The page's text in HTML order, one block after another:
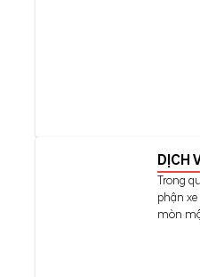
DỊCH
Trong
phận
mòn